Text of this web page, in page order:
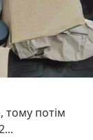
тому потім